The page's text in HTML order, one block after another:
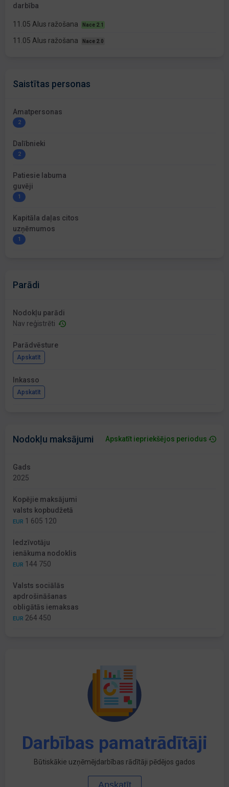
darbība
11.05 Alus ražošana Nace 2.1
11.05 Alus ražošana Nace 2.0
Saistītas personas
Amatpersonas
2
Dalībnieki
2
Patiesie labuma
guvēji
1
Kapitāla daļas citos
uzņēmumos
1
Parādi
Nodokļu parādi
Nav reģistrēti
Parādvēsture
Apskatīt
Inkasso
Apskatīt
Nodokļu maksājumi Apskatīt iepriekšējos periodus
Gads
2025
Kopējie maksājumi
valsts kopbudžetā
EUR 1 605 120
Iedzīvotāju
ienākuma nodoklis
EUR 144 750
Valsts sociālās
apdrošināšanas
obligātās iemaksas
EUR 264 450
Darbības pamatrādītāji
Būtiskākie uzņēmējdarbības rādītāji pēdējos gados